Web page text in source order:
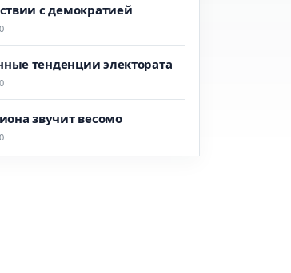
с демократией
тенденции электората
звучит весомо